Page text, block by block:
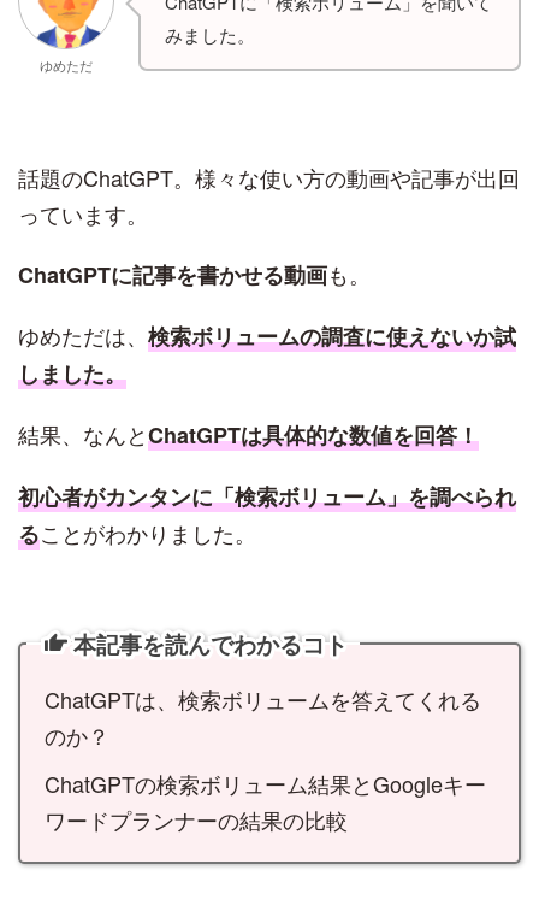
ゆめただ
みました。
話題のChatGPT。様々な使い方の動画や記事が出回
っています。
ChatGPTに記事を書かせる動画も。
ゆめただは、 検索ボリュームの調査に使えないか試
しました。
結果、なんとChatGPTは具体的な数値を回答！
初心者がカンタンに「検索ボリューム」を調べられ
ることがわかりました。
本記事を読んでわかるコト
ChatGPTは、検索ボリュームを答えてくれる
のか？
ChatGPTの検索ボリューム結果とGoogleキー
ワードプランナーの結果の比較